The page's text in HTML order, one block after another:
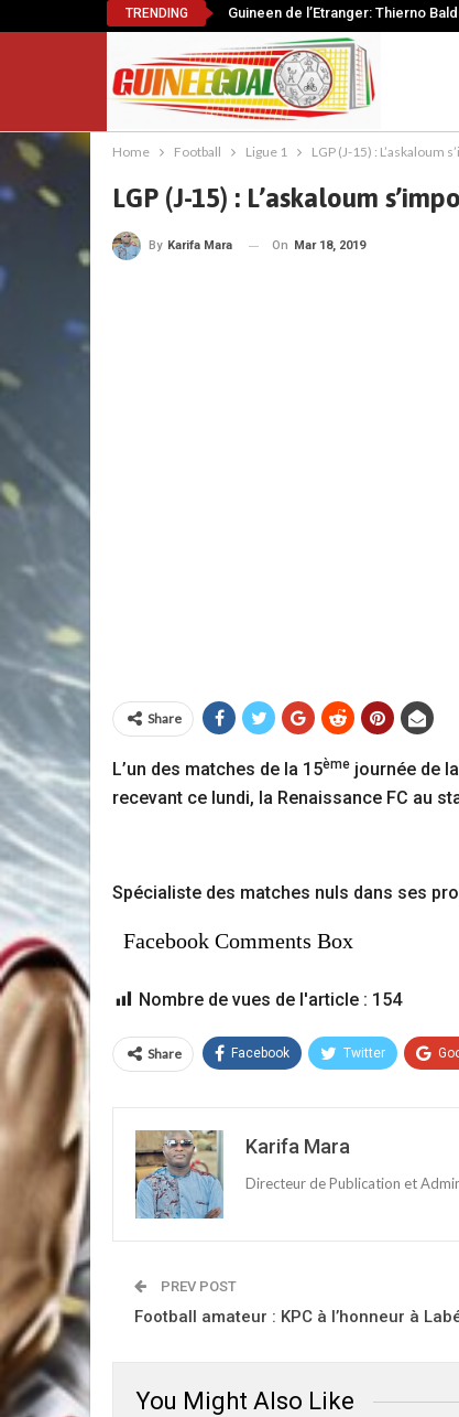
TRENDING Guineen de l’Etranger: Thierno
Home Football Ligue 1 LGP (J-15) : L’askaloum
LGP (J-15) : L’askaloum
By Karifa Mara On Mar 18, 2019
Share
L’un des matches de la 15ème journée de
recevant ce lundi, la Renaissance FC au
Spécialiste des matches nuls dans ses
Facebook Comments Box
Nombre de vues de l'article : 154
Share Facebook Twitter
Karifa Mara
Directeur de Publication et
PREV POST
Football amateur : KPC à l’honneur à
You Might Also Like